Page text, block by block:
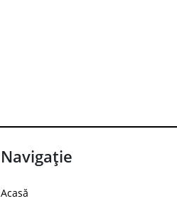
Navigație
Acasă